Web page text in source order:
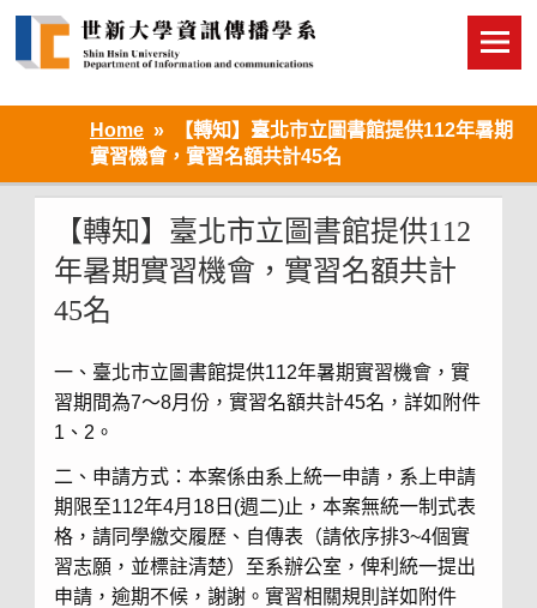
Home
【轉知】臺北市立圖書館提供112年暑期
實習機會，實習名額共計45名
【轉知】臺北市立圖書館提供112
年暑期實習機會，實習名額共計
45名
一、臺北市立圖書館提供112年暑期實習機會，實
習期間為7～8月份，實習名額共計45名，詳如附件
1、2。
二、申請方式：本案係由系上統一申請，系上申請
期限至112年4月18日(週二)止，本案無統一制式表
格，請同學繳交履歷、自傳表（請依序排3~4個實
習志願，並標註清楚）至系辦公室，俾利統一提出
申請，逾期不候，謝謝。實習相關規則詳如附件